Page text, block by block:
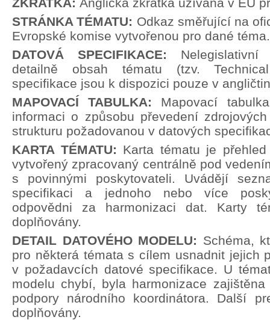
STRÁNKA TÉMATU: Odkaz směřující na
Evropské komise vytvořenou pro dané téma.
DATOVÁ SPECIFIKACE:
detailně obsah tématu (tzv.
specifikace jsou k dispozici pouze v
MAPOVACÍ TABULKA: Mapovací
informaci o způsobu převedení
strukturu požadovanou v datových
KARTA TÉMATU: Karta tématu je
vytvořený zpracovaný centrálně pod
s povinnými poskytovateli. Uvádějí
specifikaci a jednoho nebo více
odpovědni za harmonizaci dat. Karty
doplňovány.
DETAIL DATOVÉHO MODELU: Schéma,
pro některá témata s cílem usnadnit jejich
v požadavcích datové specifikace. U
modelu chybí, byla harmonizace
podpory národního koordinátora. Další
doplňovány.